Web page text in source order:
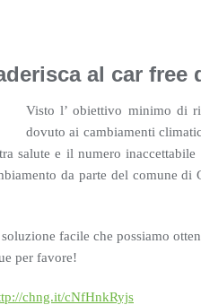
al car free
Visto l’ obiettivo minimo di
dovuto ai cambiamenti
salute e il numero
da parte del comune
facile che possiamo
per favore!
chng.it/cNfHnkRyjs